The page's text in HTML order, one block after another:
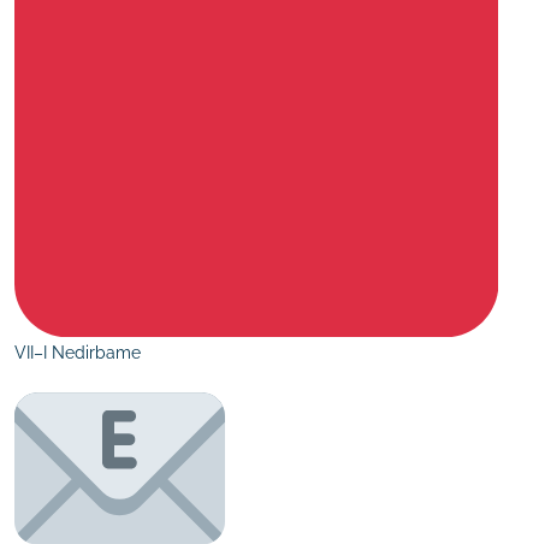
VII–I Nedirbame